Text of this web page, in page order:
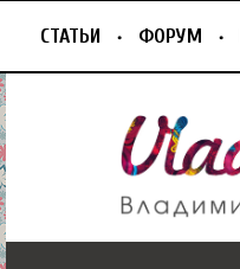
СТАТЬИ ФОРУМ